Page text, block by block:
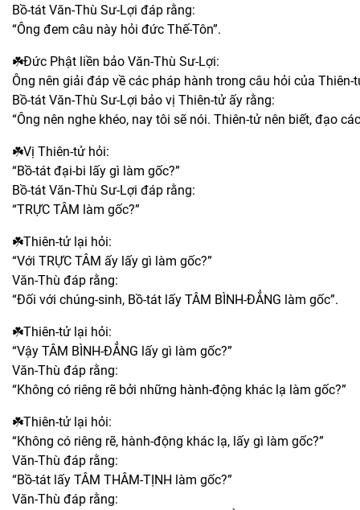
Bồ-tát Văn-Thù Sư-Lợi đáp rằng:
“Ông đem câu này hỏi đức Thế-Tôn”.
☘️Đức Phật liền bảo Văn-Thù Sư-Lợi:
Ông nên giải đáp về các pháp hành trong câu hỏi của Thiên-
Bồ-tát Văn-Thù Sư-Lợi bảo vị Thiên-tử ấy rằng:
“Ông nên nghe khéo, nay tôi sẽ nói. Thiên-tử nên biết, đạo
☘️Vị Thiên-tử hỏi:
“Bồ-tát đại-bi lấy gì làm gốc?”
Bồ-tát Văn-Thù Sư-Lợi đáp rằng:
“TRỰC TÂM làm gốc?”
☘️Thiên-tử lại hỏi:
“Với TRỰC TÂM ấy lấy gì làm gốc?”
Văn-Thù đáp rằng:
“Đối với chúng-sinh, Bồ-tát lấy TÂM BÌNH-ĐẲNG làm gốc”.
☘️Thiên-tử lại hỏi:
“Vậy TÂM BÌNH-ĐẲNG lấy gì làm gốc?”
Văn-Thù đáp rằng:
“Không có riêng rẽ bởi những hành-động khác lạ làm gốc?”
☘️Thiên-tử lại hỏi:
“Không có riêng rẽ, hành-động khác lạ, lấy gì làm gốc?”
Văn-Thù đáp rằng:
“Bồ-tát lấy TÂM THÂM-TỊNH làm gốc?”
Văn-Thù đáp rằng: